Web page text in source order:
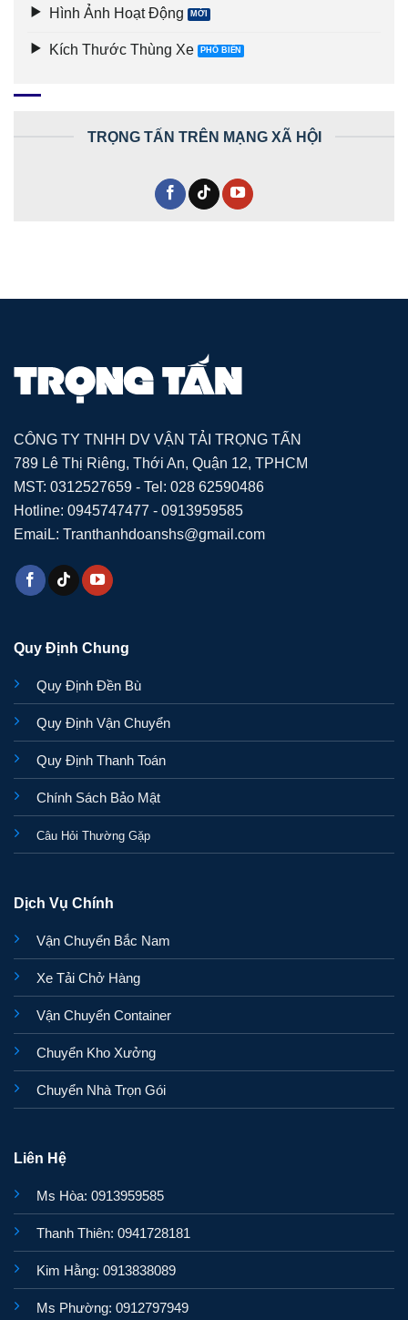
Hình Ảnh Hoạt Động
Kích Thước Thùng Xe
TRỌNG TẤN TRÊN MẠNG XÃ HỘI
CÔNG TY TNHH DV VẬN TẢI TRỌNG TẤN
789 Lê Thị Riêng, Thới An, Quận 12, TPHCM
MST: 0312527659 - Tel: 028 62590486
Hotline: 0945747477 - 0913959585
EmaiL: Tranthanhdoanshs@gmail.com
Quy Định Chung
Quy Định Đền Bù
Quy Định Vận Chuyển
Quy Định Thanh Toán
Chính Sách Bảo Mật
Câu Hỏi Thường Gặp
Dịch Vụ Chính
Vận Chuyển Bắc Nam
Xe Tải Chở Hàng
Vận Chuyển Container
Chuyển Kho Xưởng
Chuyển Nhà Trọn Gói
Liên Hệ
Ms Hòa: 0913959585
Thanh Thiên: 0941728181
Kim Hằng: 0913838089
Ms Phường: 0912797949